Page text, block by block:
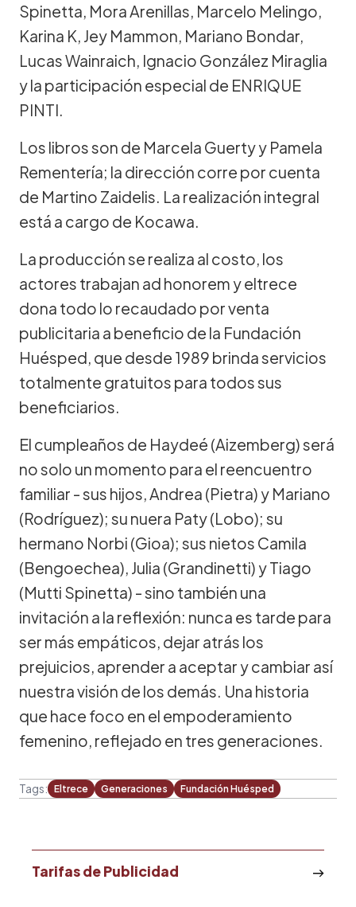
Spinetta, Mora Arenillas, Marcelo Melingo,
Karina K, Jey Mammon, Mariano Bondar,
Lucas Wainraich, Ignacio González Miraglia
y la participación especial de ENRIQUE
PINTI.
Los libros son de Marcela Guerty y Pamela
Rementería; la dirección corre por cuenta
de Martino Zaidelis. La realización integral
está a cargo de Kocawa.
La producción se realiza al costo, los
actores trabajan ad honorem y eltrece
dona todo lo recaudado por venta
publicitaria a beneficio de la Fundación
Huésped, que desde 1989 brinda servicios
totalmente gratuitos para todos sus
beneficiarios.
El cumpleaños de Haydeé (Aizemberg) será
no solo un momento para el reencuentro
familiar - sus hijos, Andrea (Pietra) y Mariano
(Rodríguez); su nuera Paty (Lobo); su
hermano Norbi (Gioa); sus nietos Camila
(Bengoechea), Julia (Grandinetti) y Tiago
(Mutti Spinetta) - sino también una
invitación a la reflexión: nunca es tarde para
ser más empáticos, dejar atrás los
prejuicios, aprender a aceptar y cambiar así
nuestra visión de los demás. Una historia
que hace foco en el empoderamiento
femenino, reflejado en tres generaciones.
Tags: Eltrece Generaciones Fundación Huésped
Tarifas de Publicidad